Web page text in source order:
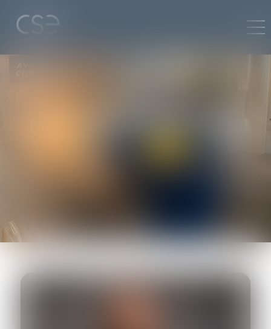
Secrétaire juridique